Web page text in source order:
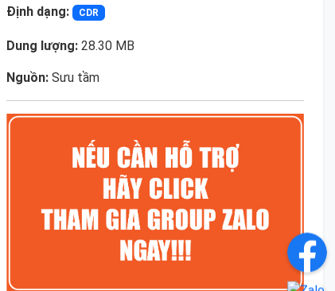
Định dạng: CDR
Dung lượng: 28.30 MB
Nguồn: Sưu tầm